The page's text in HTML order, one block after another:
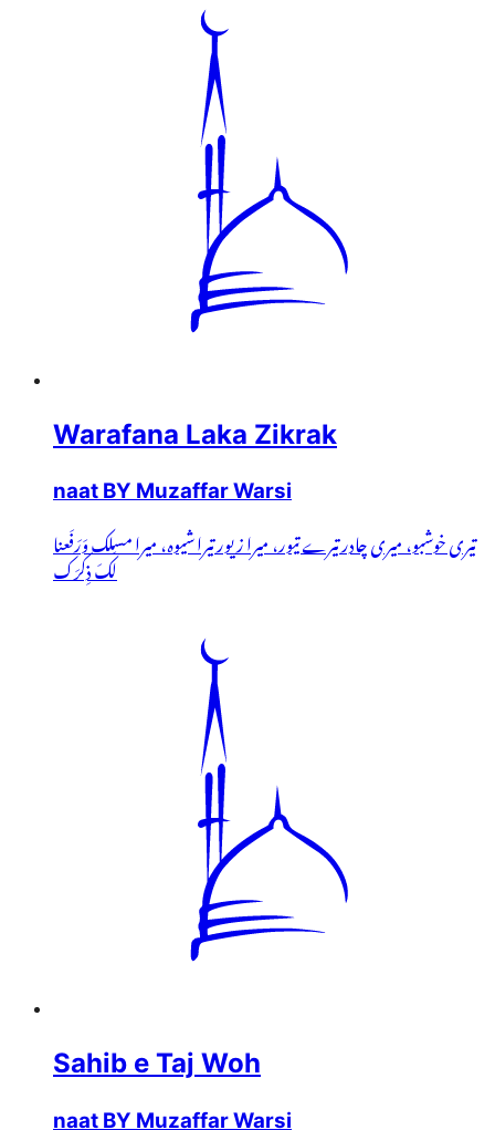
Warafana Laka Zikrak
naat BY Muzaffar Warsi
تیری خوشبو، میری چادر تیرے تیور، میرا زیور تیرا شیوہ، میرا مسلک وَرَفَعنا
لَکَ ذِکرَک
Sahib e Taj Woh
naat BY Muzaffar Warsi